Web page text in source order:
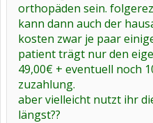
orthopäden sein.
kann dann auch der
kosten zwar je paar
patient trägt nur den
49,00€ + eventuell noch
zuzahlung.
aber vielleicht nutzt ihr
längst??